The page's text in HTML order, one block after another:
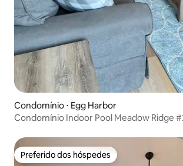
Condomínio ⋅ Egg Harbor
Condomínio Indoor Pool Meadow Ridge #23 Egg Harbor,
Preferido dos hóspedes
Preferido dos hóspedes